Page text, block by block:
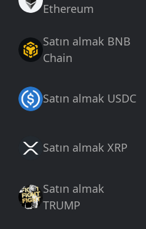
Ethereum
Satın almak BNB
Chain
Satın almak USDC
Satın almak XRP
Satın almak
TRUMP